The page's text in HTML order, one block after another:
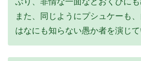
また、同じようにプシュケーも
はなにも知らない愚か者を演じて